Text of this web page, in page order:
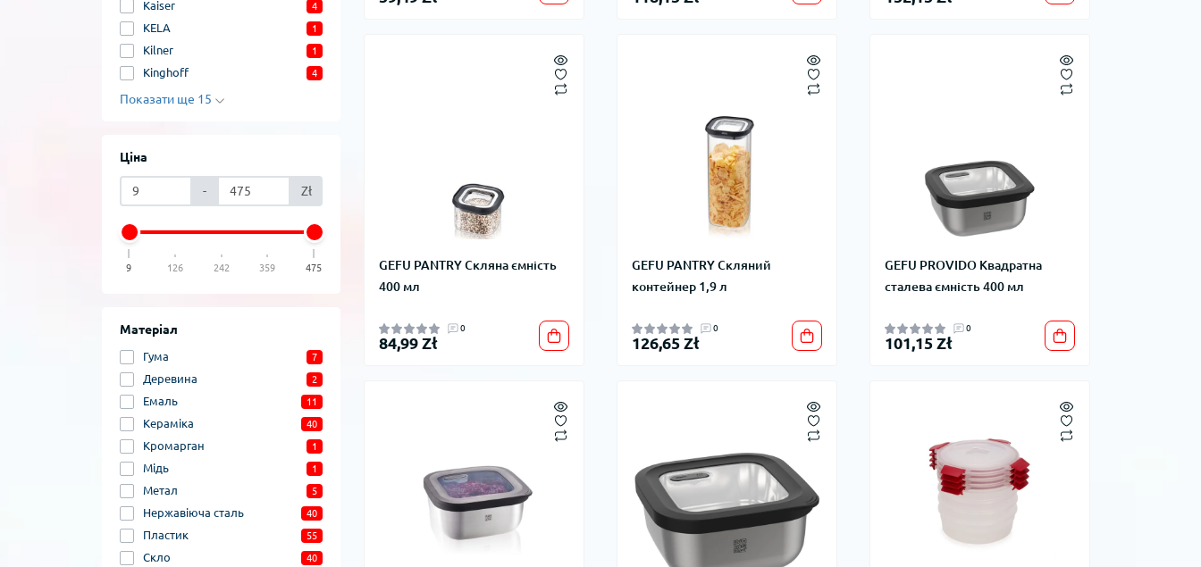
Kaiser 4
KELA 1
Kilner 1
Kinghoff 4
Показати ще 15
Ціна
- Zł
9 126 242 359 475
Матеріал
Гума 7
Деревина 2
Емаль 11
Кераміка 40
Кромарган 1
Мідь 1
Метал 5
Нержавіюча сталь 40
Пластик 55
Скло 40
GEFU PANTRY Скляна ємність
400 мл
0
84,99 Zł
GEFU PANTRY Скляний
контейнер 1,9 л
0
126,65 Zł
GEFU PROVIDO Квадратна
сталева ємність 400 мл
0
101,15 Zł